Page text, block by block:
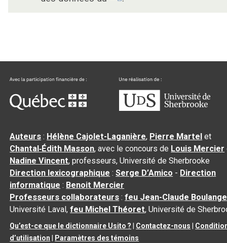
Auteurs : Hélène Cajolet-Laganière, Pierre Martel et
Chantal‑Édith Masson, avec le concours de Louis Mercier
Nadine Vincent, professeurs, Université de Sherbrooke
Direction lexicographique :Serge D’Amico - Direction
informatique : Benoit Mercier
Professeurs collaborateurs :feu Jean-Claude
Université Laval,feu Michel Théoret, Université de
Qu’est-ce que le dictionnaire Usito ? Contactez-nous
d’utilisation
Paramètres des témoins